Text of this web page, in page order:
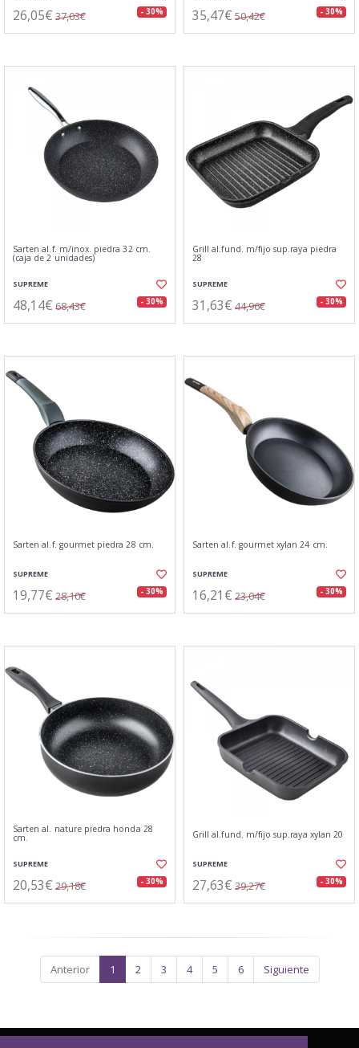
26,05€ 37,03€ - 30% 35,47€ 50,42€ - 30%
Sarten al.f. m/inox. piedra 32 cm.
(caja de 2 unidades)
SUPREME
48,14€ 68,43€ - 30%
Grill al.fund. m/fijo sup.raya piedra
28
SUPREME
31,63€ 44,96€ - 30%
Sarten al.f. gourmet piedra 28 cm.
SUPREME
19,77€ 28,10€ - 30%
Sarten al.f. gourmet xylan 24 cm.
SUPREME
16,21€ 23,04€ - 30%
Sarten al. nature piedra honda 28
cm.
SUPREME
20,53€ 29,18€ - 30%
Grill al.fund. m/fijo sup.raya xylan 20
SUPREME
27,63€ 39,27€ - 30%
Anterior 1 2 3 4 5 6 Siguiente